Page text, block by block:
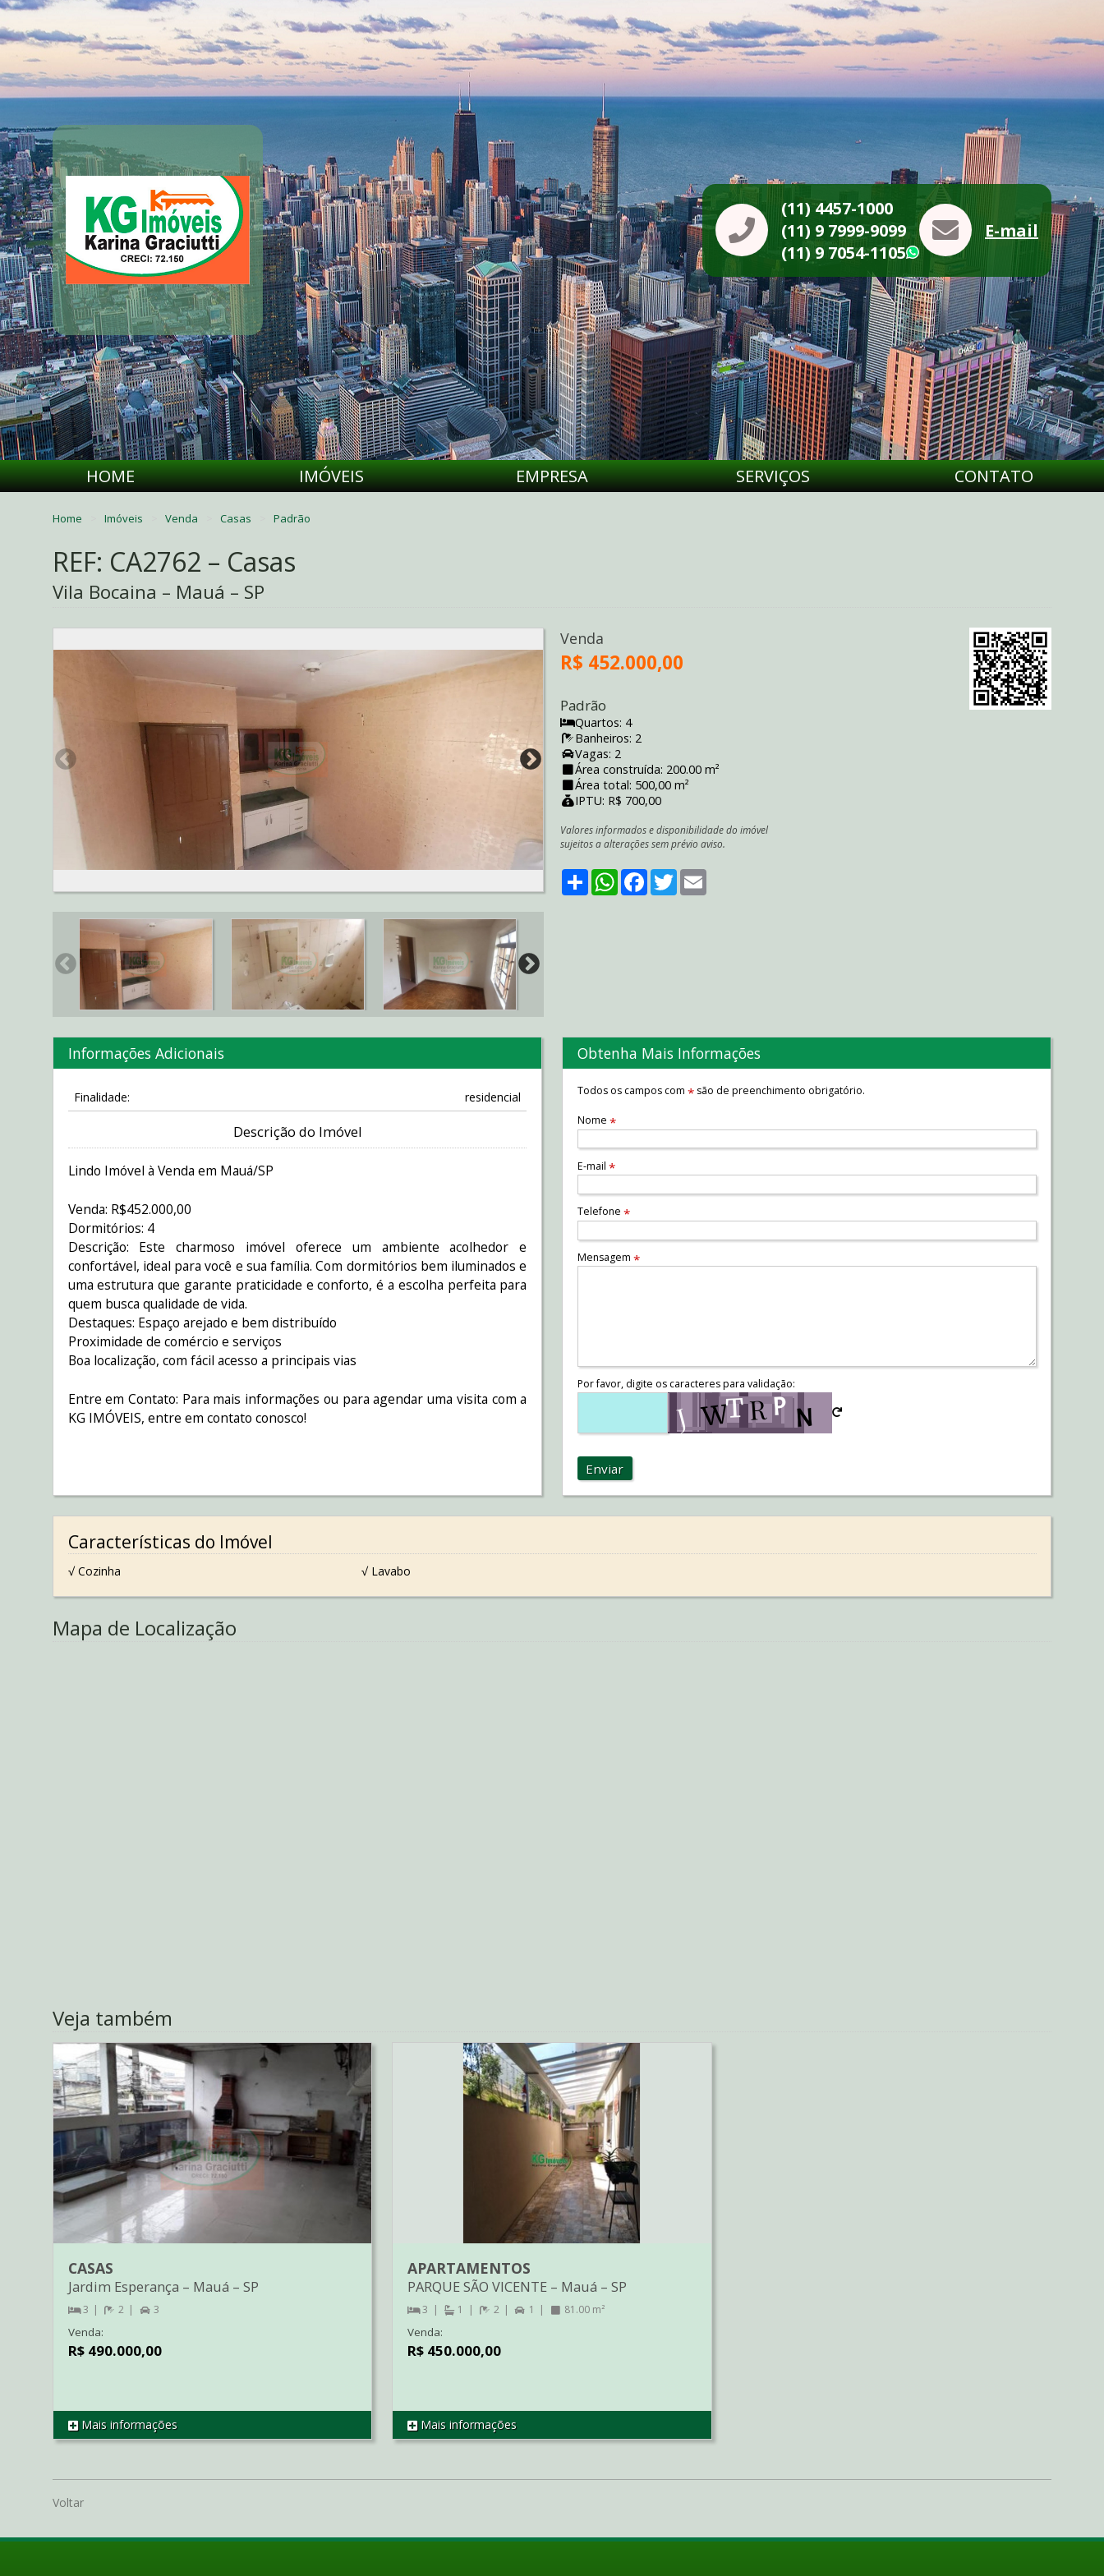
(11) 4457-1000
(11) 9 7999-9099
(11) 9 7054-1105
WhatsApp
E-mail
HOME IMÓVEIS EMPRESA SERVIÇOS CONTATO
Home Imóveis Venda Casas Padrão
REF: CA2762 – Casas
Vila Bocaina – Mauá – SP
Venda
R$ 452.000,00
Padrão
Quartos: 4
Banheiros: 2
Vagas: 2
Área construída: 200.00 m²
Área total: 500,00 m²
IPTU: R$ 700,00
Valores informados e disponibilidade do imóvel
sujeitos a alterações sem prévio aviso.
ShareWhatsApp
Facebook
Twitter
Informações Adicionais
Finalidade: residencial
Descrição do Imóvel
Lindo Imóvel à Venda em Mauá/SP
Venda: R$452.000,00
Dormitórios: 4
Descrição: Este charmoso imóvel oferece um ambiente acolhedor e
confortável, ideal para você e sua família. Com dormitórios bem iluminados e
uma estrutura que garante praticidade e conforto, é a escolha perfeita para
quem busca qualidade de vida.
Destaques: Espaço arejado e bem distribuído
Proximidade de comércio e serviços
Boa localização, com fácil acesso a principais vias
Entre em Contato: Para mais informações ou para agendar uma visita com a
KG IMÓVEIS, entre em contato conosco!
Obtenha Mais Informações
Todos os campos com *são de preenchimento obrigatório.
Nome *
E-mail *
Telefone *
Mensagem *
Por favor, digite os caracteres para validação:
Enviar
Características do Imóvel
√ Cozinha √ Lavabo
Mapa de Localização
Veja também
REF CA2866
CASAS
Jardim Esperança – Mauá – SP
3 2 3
Venda:
R$ 490.000,00
Mais informações REF AP04776
APARTAMENTOS
PARQUE SÃO VICENTE – Mauá – SP
3 1 2 1 81.00 m²
Venda:
R$ 450.000,00
Mais informações
Voltar